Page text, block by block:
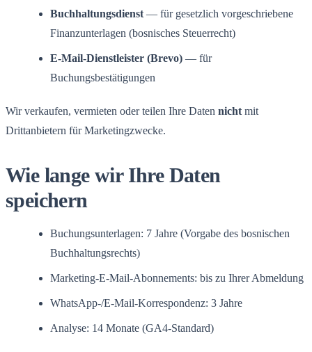
Buchhaltungsdienst — für gesetzlich vorgeschriebene
Finanzunterlagen (bosnisches Steuerrecht)
E-Mail-Dienstleister (Brevo) — für
Buchungsbestätigungen
Wir verkaufen, vermieten oder teilen Ihre Daten nicht mit
Drittanbietern für Marketingzwecke.
Wie lange wir Ihre Daten
speichern
Buchungsunterlagen: 7 Jahre (Vorgabe des bosnischen
Buchhaltungsrechts)
Marketing-E-Mail-Abonnements: bis zu Ihrer Abmeldung
WhatsApp-/E-Mail-Korrespondenz: 3 Jahre
Analyse: 14 Monate (GA4-Standard)